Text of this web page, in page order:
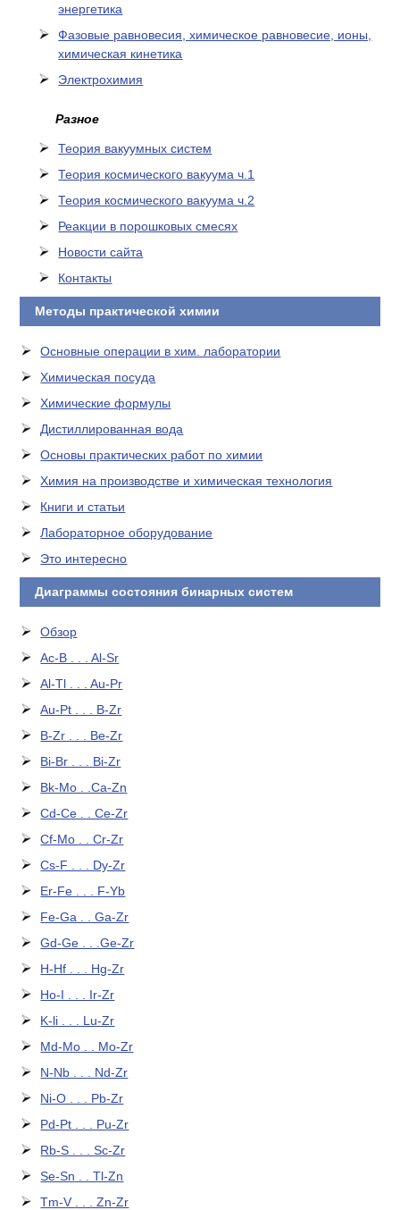
энергетика
Фазовые равновесия, химическое равновесие, ионы,
химическая кинетика
Электрохимия
Разное
Теория вакуумных систем
Теория космического вакуума ч.1
Теория космического вакуума ч.2
Реакции в порошковых смесях
Новости сайта
Контакты
Методы практической химии
Основные операции в хим. лаборатории
Химическая посуда
Химические формулы
Дистиллированная вода
Основы практических работ по химии
Химия на производстве и химическая технология
Книги и статьи
Лабораторное оборудование
Это интересно
Диаграммы состояния бинарных систем
Обзор
Ac-B . . . Al-Sr
Al-Tl . . . Au-Pr
Au-Pt . . . B-Zr
B-Zr . . . Be-Zr
Bi-Br . . . Bi-Zr
Bk-Mo . .Ca-Zn
Cd-Ce . . Ce-Zr
Cf-Mo . . Cr-Zr
Cs-F . . . Dy-Zr
Er-Fe . . . F-Yb
Fe-Ga . . Ga-Zr
Gd-Ge . . .Ge-Zr
H-Hf . . . Hg-Zr
Ho-I . . . Ir-Zr
K-li . . . Lu-Zr
Md-Mo . . Mo-Zr
N-Nb . . . Nd-Zr
Ni-O . . . Pb-Zr
Pd-Pt . . . Pu-Zr
Rb-S . . . Sc-Zr
Se-Sn . . Tl-Zn
Tm-V . . . Zn-Zr